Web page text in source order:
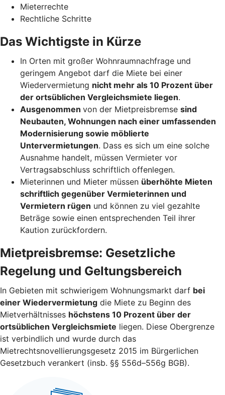
Mieterrechte
Rechtliche Schritte
Das Wichtigste in Kürze
In Orten mit großer Wohnraumnachfrage und
geringem Angebot darf die Miete bei einer
Wiedervermietung nicht mehr als 10 Prozent über
der ortsüblichen Vergleichsmiete liegen.
Ausgenommen von der Mietpreisbremse sind
Neubauten, Wohnungen nach einer umfassenden
Modernisierung sowie möblierte
Untervermietungen. Dass es sich um eine solche
Ausnahme handelt, müssen Vermieter vor
Vertragsabschluss schriftlich offenlegen.
Mieterinnen und Mieter müssen überhöhte Mieten
schriftlich gegenüber Vermieterinnen und
Vermietern rügen und können zu viel gezahlte
Beträge sowie einen entsprechenden Teil ihrer
Kaution zurückfordern.
Mietpreisbremse: Gesetzliche
Regelung und Geltungsbereich
In Gebieten mit schwierigem Wohnungsmarkt darf bei
einer Wiedervermietung die Miete zu Beginn des
Mietverhältnisses höchstens 10 Prozent über der
ortsüblichen Vergleichsmiete liegen. Diese Obergrenze
ist verbindlich und wurde durch das
Mietrechtsnovellierungsgesetz 2015 im Bürgerlichen
Gesetzbuch verankert (insb. §§ 556d–556g BGB).